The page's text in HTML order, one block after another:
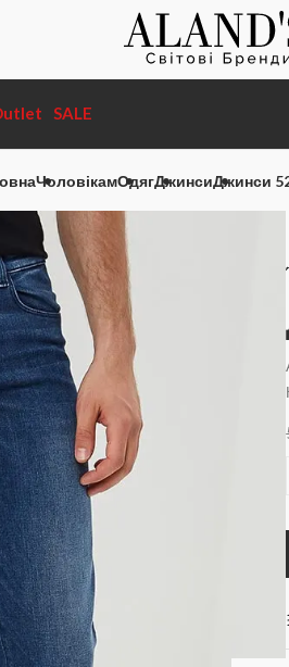
SALE
ЧоловікамОдягДжинсиДжинси